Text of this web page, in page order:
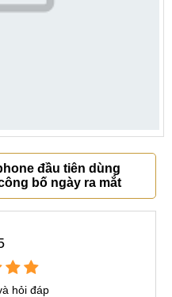
đầu tiên dùng
bố ngày ra mắt
hỏi đáp